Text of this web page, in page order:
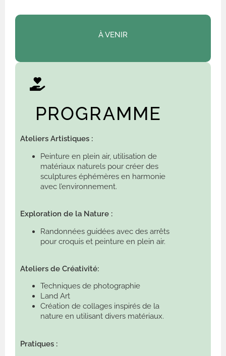
À VENIR
PROGRAMME
Ateliers Artistiques :
Peinture en plein air, utilisation de
matériaux naturels pour créer des
sculptures éphémères en harmonie
avec l’environnement.
Exploration de la Nature :
Randonnées guidées avec des arrêts
pour croquis et peinture en plein air.
Ateliers de Créativité:
Techniques de photographie
Land Art
Création de collages inspirés de la
nature en utilisant divers matériaux.
Pratiques :